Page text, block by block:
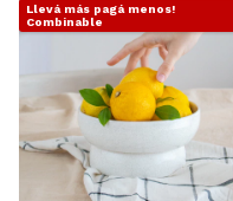
Llevá más pagá menos!
Combinable